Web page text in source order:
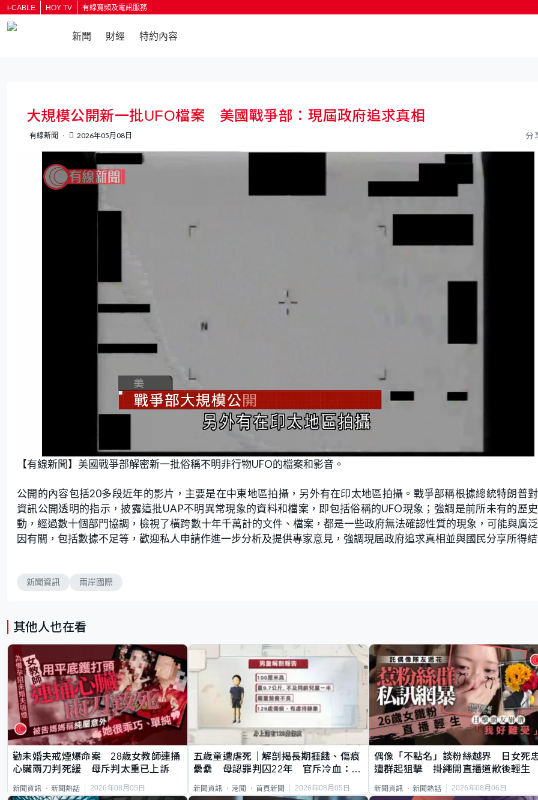
i-CABLE HOY TV 有線寬頻及電訊服務
新聞 財經 特約內容
大規模公開新一批UFO檔案 美國戰爭部：現屆政府追求真相
有線新聞 2026年05月08日 分
n
m
u
a
d
4
7
6
%
【有線新聞】美國戰爭部解密新一批俗稱不明非行物UFO的檔案和影音。
公開的內容包括20多段近年的影片，主要是在中東地區拍攝，另外有在印太地區拍攝。戰爭部稱根據總統特朗普
資訊公開透明的指示，披露這批UAP不明異常現象的資料和檔案，即包括俗稱的UFO現象；強調是前所未有的歷
動，經過數十個部門協調，檢視了橫跨數十年千萬計的文件、檔案，都是一些政府無法確認性質的現象，可能與廣
因有關，包括數據不足等，歡迎私人申請作進一步分析及提供專家意見，強調現屆政府追求真相並與國民分享所得
新聞資訊 兩岸國際
其他人也在看
勸未婚夫戒煙爆命案 28歲女教師連捅
心臟兩刀判死緩 母斥判太重已上訴
新聞資訊 新聞熱話 2026年08月05日
五歲童遭虐死｜解剖揭長期捱餓、傷痕
纍纍 母認罪判囚22年 官斥冷血：同
新聞資訊 港聞 首頁新聞 2026年08月05日
偶像「不點名」談粉絲越界 日女死
遭群起狙擊 掛繩開直播道歉後輕生
新聞資訊 新聞熱話 2026年08月06日